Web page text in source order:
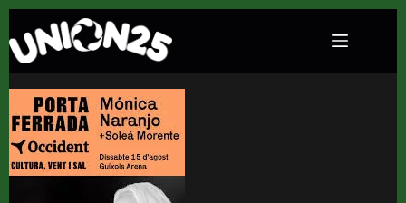
Concierto de Mónica Naranjo en Guixols Arena
(SanT Feliu de Guixols) · 15 de agosto, 2026